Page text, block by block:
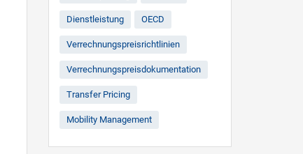
Dienstleistung OECD
Verrechnungspreisrichtlinien
Verrechnungspreisdokumentation
Transfer Pricing
Mobility Management